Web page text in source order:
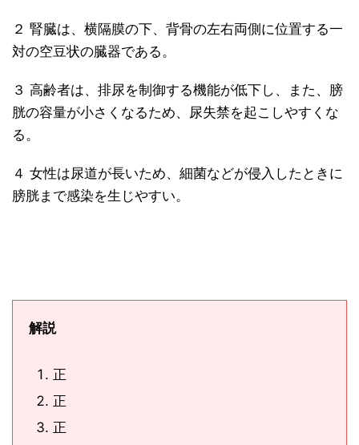
２ 腎臓は、横隔膜の下、背骨の左右両側に位置する一
対の空豆状の臓器である。
３ 高齢者は、排尿を制御する機能が低下し、また、膀
胱の容量が小さくなるため、尿失禁を起こしやすくな
る。
４ 女性は尿道が長いため、細菌などが侵入したときに
膀胱まで感染を生じやすい。
解説
正
正
正